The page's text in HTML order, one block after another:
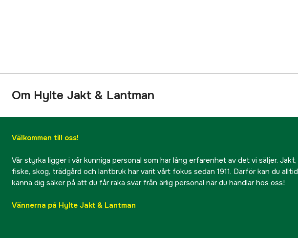
Om Hylte Jakt & Lantman
Välkommen till oss!
Vår styrka ligger i vår kunniga personal som har lång erfarenhet av det vi säljer. Jakt,
fiske, skog, trädgård och lantbruk har varit vårt fokus sedan 1911. Därför kan du alltid
känna dig säker på att du får raka svar från ärlig personal när du handlar hos oss!
Vännerna på Hylte Jakt & Lantman